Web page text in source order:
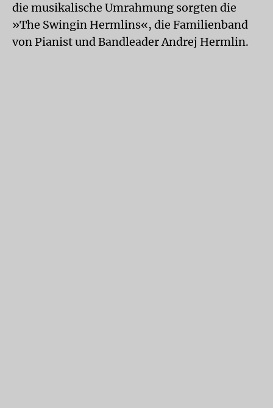
die musikalische Umrahmung sorgten die
»The Swingin Hermlins«, die Familienband
von Pianist und Bandleader Andrej Hermlin.